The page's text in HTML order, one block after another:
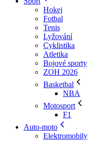
Hokej
Fotbal
Tenis
Lyžování
Cyklistika
Atletika
Bojové sporty
ZOH 2026
Basketbal
NBA
Motosport
F1
Auto-moto
Elektromobily